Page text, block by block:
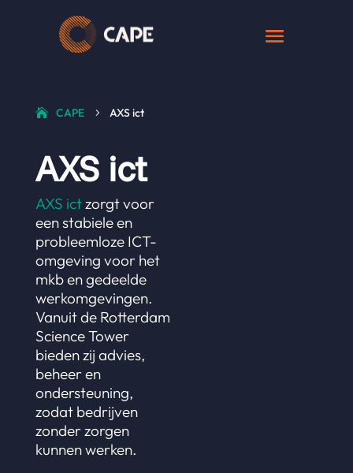
CAPE 5 AXS ict
AXS ict
AXS ictzorgt voor
een stabiele en
probleemloze ICT-
omgeving voor het
mkb en gedeelde
werkomgevingen.
Vanuit de Rotterdam
Science Tower
bieden zij advies,
beheer en
ondersteuning,
zodat bedrijven
zonder zorgen
kunnen werken.